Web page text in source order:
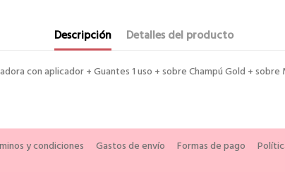
Descripción Detalles del producto
con aplicador + Guantes 1 uso + sobre Champú Gold +
y condiciones Gastos de envío Formas de pago